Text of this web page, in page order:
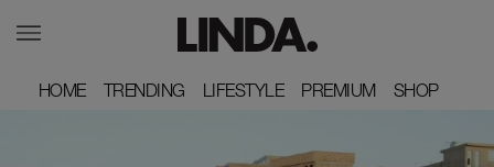
HOME
HOME TRENDING
TRENDING LIFESTYLE
LIFESTYLE PREMIUM
PREMIUM SHOP
SHOP